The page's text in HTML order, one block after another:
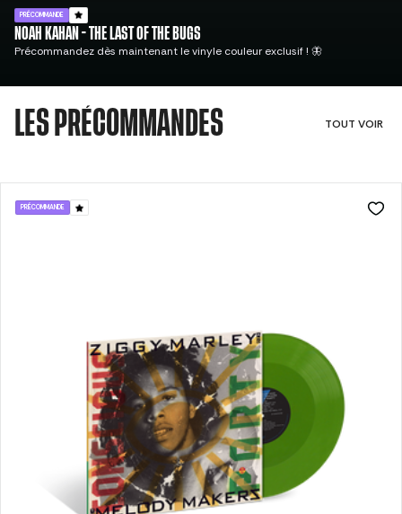
THE AVALANCHES - NO BAD MEMORIES
Précommandez le nouvel album de The Avalanches, disponible en vinyles
et CD avec artcard dédicacée !
LES PRÉCOMMANDES TOUT VOIR
PRÉCOMMANDE